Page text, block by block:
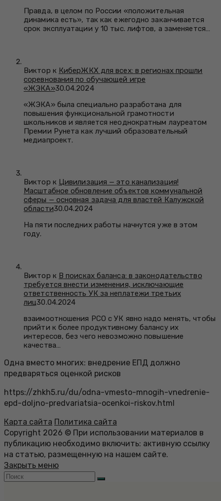
Правда, в целом по России «положительная
динамика есть», так как ежегодно заканчивается
срок эксплуатации у 10 тыс. лифтов, а заменяется…
Виктор к КиберЖКХ для всех: в регионах прошли
соревнования по обучающей игре
«ЖЭКА»30.04.2024
«ЖЭКА» была специально разработана для
повышения функциональной грамотности
школьников и является неоднократным лауреатом
Премии Рунета как лучший образовательный
медиапроект.
Виктор к Цивилизация — это канализация!
Масштабное обновление объектов коммунальной
сферы — основная задача для властей Калужской
области30.04.2024
На пяти последних работы начнутся уже в этом
году.
Виктор к В поисках баланса: в законодательство
требуется внести изменения, исключающие
ответственность УК за неплатежи третьих
лиц30.04.2024
взаимоотношения РСО с УК явно надо менять, чтобы
прийти к более продуктивному балансу их
интересов, без чего невозможно повышение
качества…
Одна вместо многих: внедрение ЕПД должно
предваряться оценкой рисков
https://zhkh5.ru/du/odna-vmesto-mnogih-vnedrenie-
epd-doljno-predvariatsia-ocenkoi-riskov.html
Карта сайта Политика сайта
Copyright 2026 © При использовании материалов в
публикацию необходимо включить: активную ссылку
на статью, размещенную на нашем сайте.
Закрыть меню